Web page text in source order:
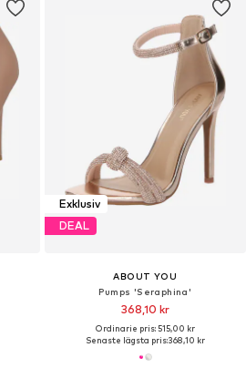
Exklusiv
DEAL
ABOUT YOU
Pumps 'Seraphina'
368,10 kr
Ordinarie pris: 515,00 kr
Senaste lägsta pris:368,10 kr